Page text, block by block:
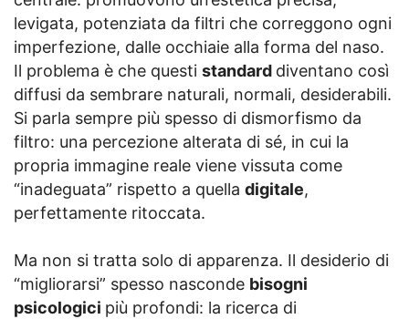
levigata, potenziata da filtri che correggono ogni
imperfezione, dalle occhiaie alla forma del naso.
Il problema è che questi standard diventano così
diffusi da sembrare naturali, normali, desiderabili.
Si parla sempre più spesso di dismorfismo da
filtro: una percezione alterata di sé, in cui la
propria immagine reale viene vissuta come
“inadeguata” rispetto a quella digitale,
perfettamente ritoccata.
Ma non si tratta solo di apparenza. Il desiderio di
“migliorarsi” spesso nasconde bisogni
psicologici più profondi: la ricerca di